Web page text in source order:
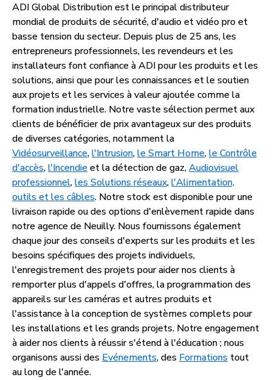
ADI Global Distribution est le principal distributeur
mondial de produits de sécurité, d'audio et vidéo pro et
basse tension du secteur. Depuis plus de 25 ans, les
entrepreneurs professionnels, les revendeurs et les
installateurs font confiance à ADI pour les produits et les
solutions, ainsi que pour les connaissances et le soutien
aux projets et les services à valeur ajoutée comme la
formation industrielle. Notre vaste sélection permet aux
clients de bénéficier de prix avantageux sur des produits
de diverses catégories, notamment la
Vidéosurveillance,l'Intrusion,le Smart Home,le Contrôle
d'accès,l'Incendieet la détection de gaz,Audiovisuel
professionnel,les Solutions réseaux,l'Alimentation,
outils et les câbles. Notre stock est disponible pour une
livraison rapide ou des options d'enlèvement rapide dans
notre agence de Neuilly. Nous fournissons également
chaque jour des conseils d'experts sur les produits et les
besoins spécifiques des projets individuels,
l'enregistrement des projets pour aider nos clients à
remporter plus d'appels d'offres, la programmation des
appareils sur les caméras et autres produits et
l'assistance à la conception de systèmes complets pour
les installations et les grands projets. Notre engagement
à aider nos clients à réussir s'étend à l'éducation ; nous
organisons aussi des Evénements, des Formations tout
au long de l'année.